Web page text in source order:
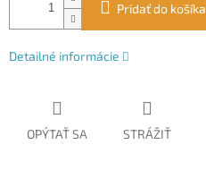
Pridať do košíka
Detailné informácie
OPÝTAŤ SA STRÁŽIŤ